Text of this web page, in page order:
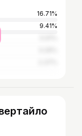
16.71%
9.41%